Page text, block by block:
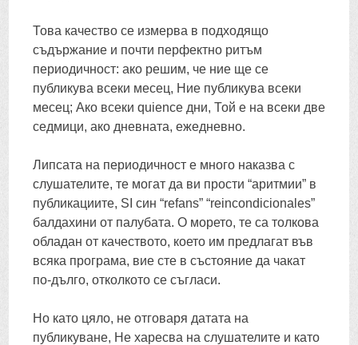
Това качество се измерва в подходящо
съдържание и почти перфектно ритъм
периодичност: ако решим, че ние ще се
публикува всеки месец, Ние публикува всеки
месец; Ако всеки quience дни, Той е на всеки две
седмици, ако дневната, ежедневно.
Липсата на периодичност е много наказва с
слушателите, те могат да ви прости “аритмии” в
публикациите, SI син “refans” “reincondicionales”
балдахини от палубата. O морето, те са толкова
обладан от качеството, което им предлагат във
всяка програма, вие сте в състояние да чакат
по-дълго, отколкото се съгласи.
Но като цяло, не отговаря датата на
публикуване, Не харесва на слушателите и като